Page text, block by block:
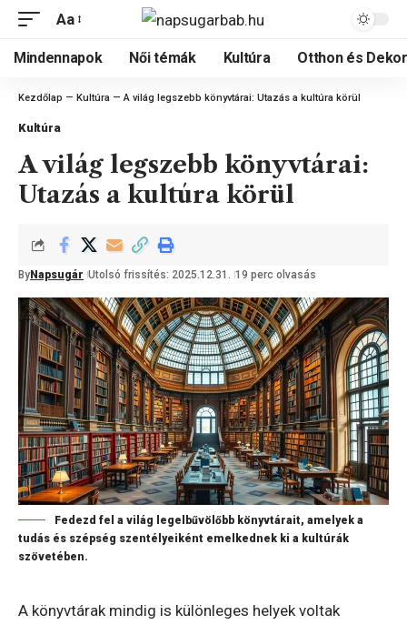
Aa
Mindennapok Női témák Kultúra Otthon és
Kezdőlap — Kultúra —A világ legszebb könyvtárai: Utazás a kultúra körül
Kultúra
A világ legszebb könyvtárai:
Utazás a kultúra körül
By Napsugár Utolsó frissítés: 2025.12.31. 19 perc olvasás
Fedezd fel a világ legelbűvölőbb könyvtárait, amelyek a
tudás és szépség szentélyeiként emelkednek ki a kultúrák
szövetében.
A könyvtárak mindig is különleges helyek voltak